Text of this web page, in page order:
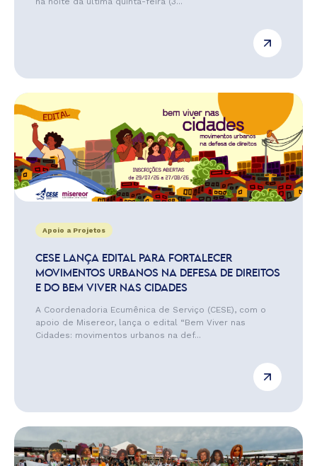
Apoio a Projetos
CESE LANÇA EDITAL PARA FORTALECER
MOVIMENTOS URBANOS NA DEFESA DE DIREITOS
E DO BEM VIVER NAS CIDADES
A Coordenadoria Ecumênica de Serviço (CESE), com o
apoio de Misereor, lança o edital “Bem Viver nas
Cidades: movimentos urbanos na def...